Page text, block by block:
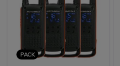
PACK